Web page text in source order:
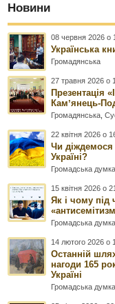
Новини
08 червня 2026 о
Українська
Громадянська
27 травня 2026 о
Презентація
Камʼянець-
Громадянська ,
22 квітня 2026 о
Чи діждемося
Україні?
Громадська думка
15 квітня 2026 о
Як і чому під
Громадська думка
14 лютого 2026 о
Останній
нагоди 165
Україні
Громадська думка